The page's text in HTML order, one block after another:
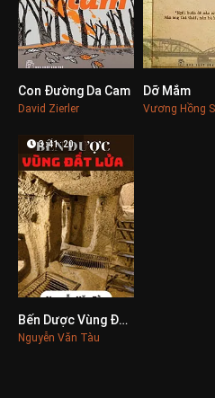
0
Con Đường Da Cam
David Zierler
Dỡ Mắm
Vương Hồng
0
3:41:20
Bến Dược Vùng Đất Lửa
Nguyễn Văn Tàu